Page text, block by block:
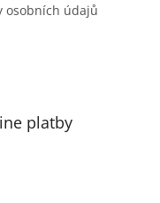
osobních údajů
platby